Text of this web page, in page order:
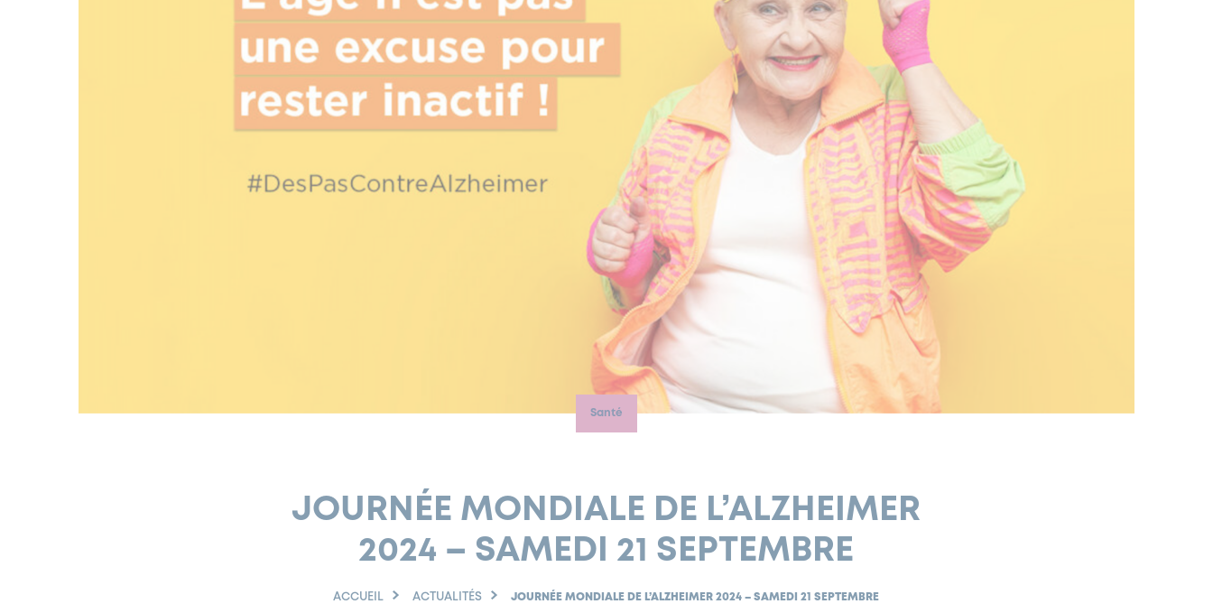
Santé
JOURNÉE MONDIALE DE L’ALZHEIMER
2024 – SAMEDI 21 SEPTEMBRE
ACCUEIL ACTUALITÉS JOURNÉE MONDIALE DE L’ALZHEIMER 2024 – SAMEDI 21 SEPTEMBRE